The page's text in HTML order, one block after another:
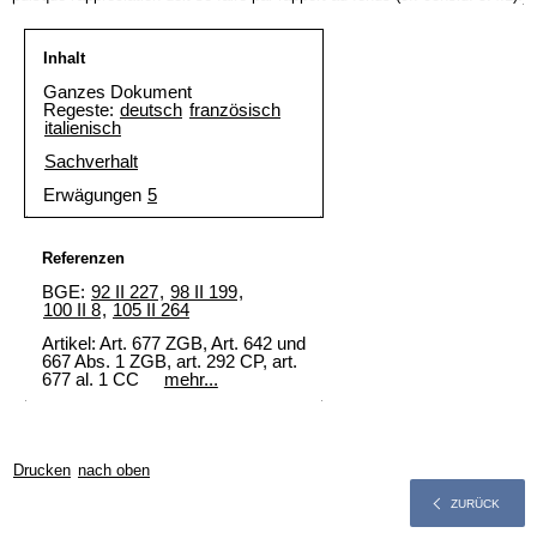
Inhalt
Ganzes Dokument
Regeste: deutsch französisch
italienisch
Sachverhalt
Erwägungen 5
Referenzen
BGE: 92 II 227, 98 II 199,
100 II 8, 105 II 264
Artikel: Art. 677 ZGB, Art. 642 und
667 Abs. 1 ZGB, art. 292 CP, art.
677 al. 1 CC
mehr...
Drucken nach oben
ZURÜCK